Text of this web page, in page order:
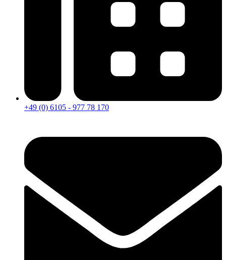
+49 (0) 6105 - 977 78 170